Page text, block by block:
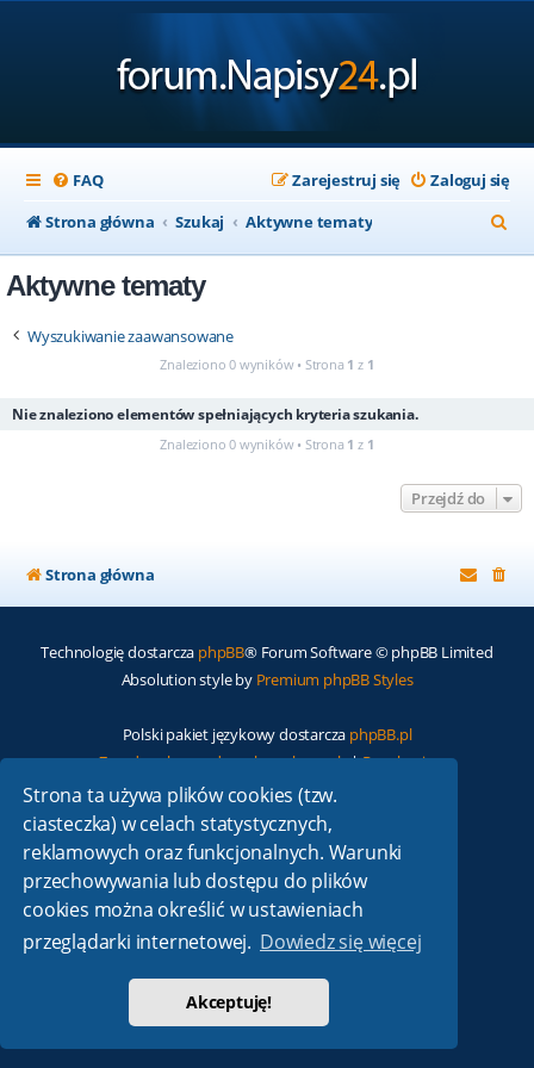
Strona ta używa plików cookies (tzw.
ciasteczka) w celach statystycznych,
reklamowych oraz funkcjonalnych. Warunki
przechowywania lub dostępu do plików
cookies można określić w ustawieniach
przeglądarki internetowej. Dowiedz się więcej
Akceptuję!
FAQ Zaloguj się
Zarejestruj się
Strona główna
Szukaj Aktywne tematy
z
Aktywne tematy
Wyszukiwanie zaawansowane
Znaleziono 0 wyników • Strona 1 z 1
Nie znaleziono elementów spełniających kryteria szukania.
Znaleziono 0 wyników • Strona 1 z 1
Przejdź do
Strona główna
Technologię dostarcza phpBB® Forum Software © phpBB Limited
Absolution style by Premium phpBB Styles
Polski pakiet językowy dostarcza phpBB.pl
Zasady ochrony danych osobowych|Regulamin